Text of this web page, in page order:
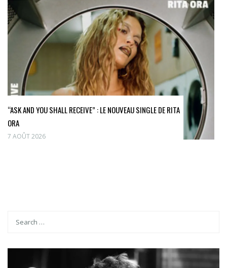
“ASK AND YOU SHALL RECEIVE” : LE NOUVEAU SINGLE DE RITA
ORA
7 AOÛT 2026